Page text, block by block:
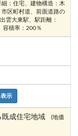
：住宅、建物構造：木
区町村道、前面道路の
雲大東駅、駅距離：
容積率：200％
示
既成住宅地域
(地価